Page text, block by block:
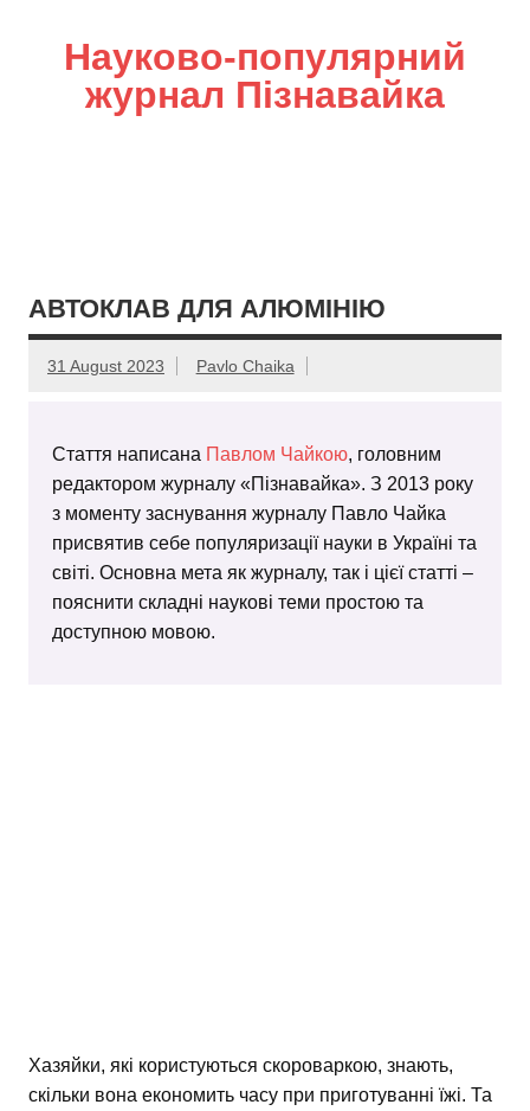
Науково-популярний
журнал Пізнавайка
АВТОКЛАВ ДЛЯ АЛЮМІНІЮ
31 August 2023 Pavlo Chaika
Стаття написана Павлом Чайкою, головним
редактором журналу «Пізнавайка». З 2013 року
з моменту заснування журналу Павло Чайка
присвятив себе популяризації науки в Україні та
світі. Основна мета як журналу, так і цієї статті –
пояснити складні наукові теми простою та
доступною мовою.
Хазяйки, які користуються скороваркою, знають,
скільки вона економить часу при приготуванні їжі. Та